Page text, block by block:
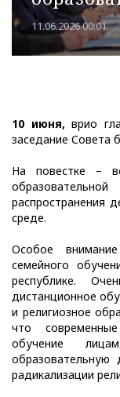
11.06.2026 00:01
10 июня, врио
заседание Совета
На повестке –
распространения
среде.
Особое
семейного
республике.
дистанционное
и религиозное
что
обучение
образовательную
радикализации